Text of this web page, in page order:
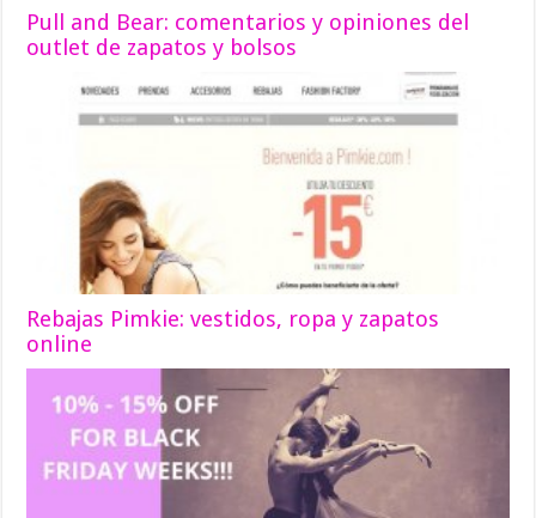
Pull and Bear: comentarios y opiniones del
outlet de zapatos y bolsos
Rebajas Pimkie: vestidos, ropa y zapatos
online